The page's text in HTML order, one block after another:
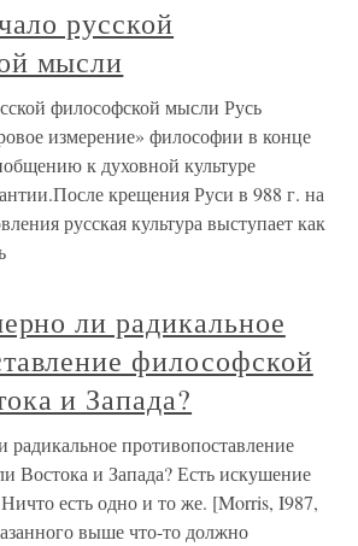
русской
мысли
философской мысли Русь
измерение» философии в конце
к духовной культуре
крещения Руси в 988 г. на
русская культура выступает как
ли радикальное
философской
и Запада?
радикальное противопоставление
Востока и Запада? Есть искушение
есть одно и то же. [Morris, I987,
выше что-то должно